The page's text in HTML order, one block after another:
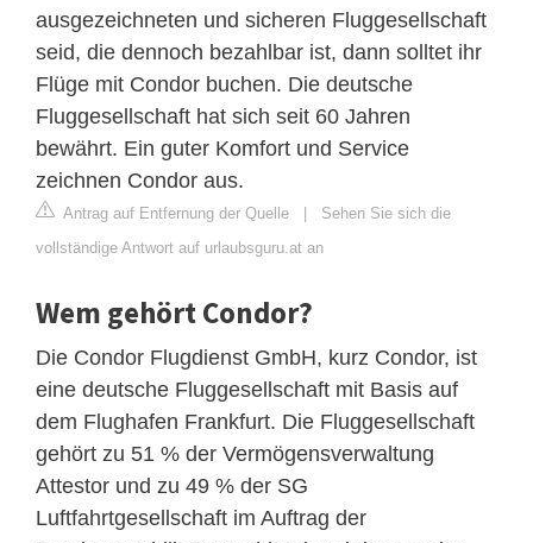
ausgezeichneten und sicheren Fluggesellschaft
seid, die dennoch bezahlbar ist, dann solltet ihr
Flüge mit Condor buchen. Die deutsche
Fluggesellschaft hat sich seit 60 Jahren
bewährt. Ein guter Komfort und Service
zeichnen Condor aus.
Antrag auf Entfernung der Quelle | Sehen Sie sich die
vollständige Antwort auf urlaubsguru.at an
Wem gehört Condor?
Die Condor Flugdienst GmbH, kurz Condor, ist
eine deutsche Fluggesellschaft mit Basis auf
dem Flughafen Frankfurt. Die Fluggesellschaft
gehört zu 51 % der Vermögensverwaltung
Attestor und zu 49 % der SG
Luftfahrtgesellschaft im Auftrag der